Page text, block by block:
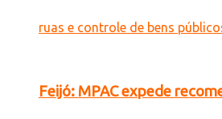
Feijó: MPAC expede